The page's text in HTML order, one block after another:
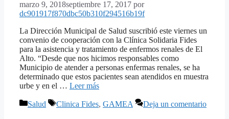
marzo 9, 2018septiembre 17, 2017 por
dc901917f870dbc50b310f294516b19f
La Dirección Municipal de Salud suscribió este viernes un
convenio de cooperación con la Clínica Solidaria Fides
para la asistencia y tratamiento de enfermos renales de El
Alto. “Desde que nos hicimos responsables como
Municipio de atender a personas enfermas renales, se ha
determinado que estos pacientes sean atendidos en muestra
urbe y en el … Leer más
Categorías
Salud Etiquetas
Clinica Fides, GAMEA Deja un comentario